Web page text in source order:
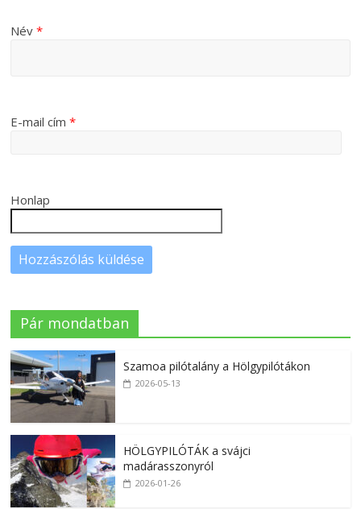
Név*
E-mail cím*
Honlap
Pár mondatban
Szamoa pilótalány a Hölgypilótákon
2026-05-13
HÖLGYPILÓTÁK a svájci
madárasszonyról
2026-01-26